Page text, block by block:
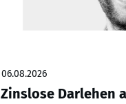
06.08.2026
Zinslose Darlehen